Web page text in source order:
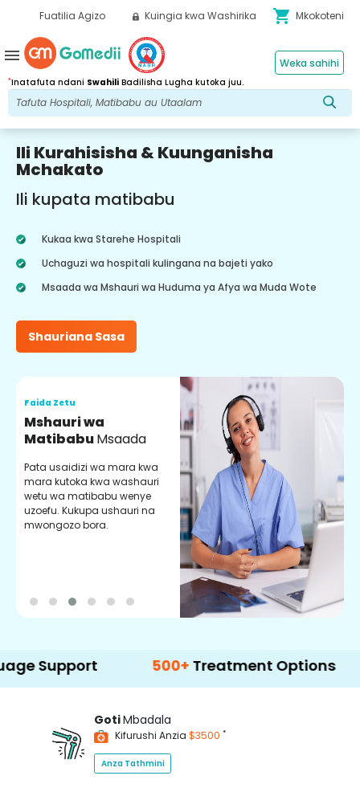
Fuatilia Agizo Kuingia kwa Washirika shopping_cart Mkokoteni
*Inatafuta ndani Swahili Badilisha Lugha kutoka juu.
Weka sahihi
menu
Ili Kurahisisha & Kuunganisha
Mchakato
Ili kupata matibabu
Kukaa kwa Starehe Hospitali
Uchaguzi wa hospitali kulingana na bajeti yako
Msaada wa Mshauri wa Huduma ya Afya wa Muda Wote
Shauriana Sasa
Faida Zetu
Mshauri wa
MatibabuMsaada
Pata usaidizi wa mara kwa
mara kutoka kwa washauri
wetu wa matibabu wenye
uzoefu. Kukupa ushauri na
mwongozo bora.
500+ Treatment Options
GotiMbadala
Kifurushi Anzia $3500 *
Anza Tathmini